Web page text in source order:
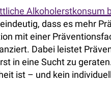
Alkoholerstkonsum
dass es mehr
mit einer
Dabei leistet
in eine Sucht zu
ist – und kein